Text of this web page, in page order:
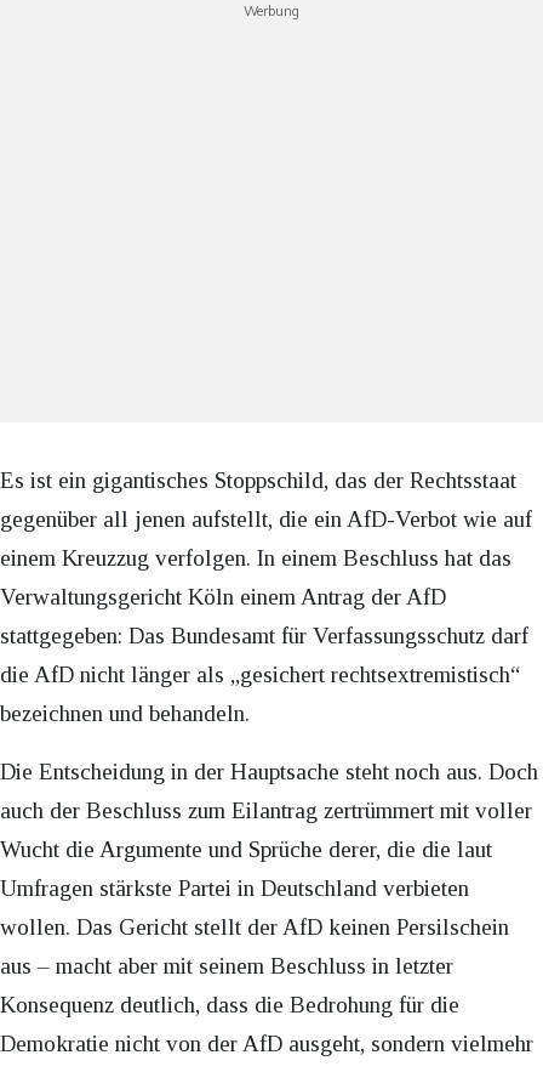
Werbung
Es ist ein gigantisches Stoppschild, das der Rechtsstaat
gegenüber all jenen aufstellt, die ein AfD-Verbot wie auf
einem Kreuzzug verfolgen. In einem Beschluss hat das
Verwaltungsgericht Köln einem Antrag der AfD
stattgegeben: Das Bundesamt für Verfassungsschutz darf
die AfD nicht länger als „gesichert rechtsextremistisch“
bezeichnen und behandeln.
Die Entscheidung in der Hauptsache steht noch aus. Doch
auch der Beschluss zum Eilantrag zertrümmert mit voller
Wucht die Argumente und Sprüche derer, die die laut
Umfragen stärkste Partei in Deutschland verbieten
wollen. Das Gericht stellt der AfD keinen Persilschein
aus – macht aber mit seinem Beschluss in letzter
Konsequenz deutlich, dass die Bedrohung für die
Demokratie nicht von der AfD ausgeht, sondern vielmehr